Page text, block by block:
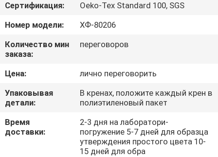
ПРОВЕРКА
КАЧЕСТВА
СВЯЖИТЕСЬ
МЫ
НОВОСТИ
СЛУЧАИ
Сертификация:
Oeko-Tex Standard 100, SGS
Номер модели:
ХФ-80206
Количество мин
заказа:
переговоров
Цена:
лично переговорить
Упаковывая
детали:
В кренах, положите каждый крен в
полиэтиленовый пакет
Время
доставки:
2-3 дня на лаборатори-
погружение 5-7 дней для образца
утверждения простого цвета 10-
15 дней для обра